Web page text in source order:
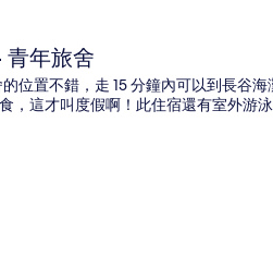
年旅舍
位置不錯，走 15 分鐘內可以到長谷
，這才叫度假啊！此住宿還有室外游